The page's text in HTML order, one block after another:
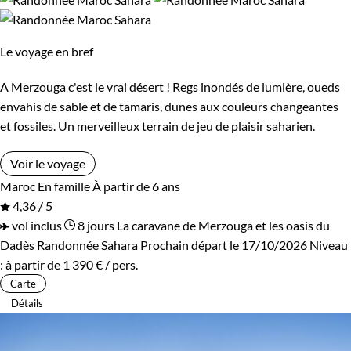
Guadeloupe Guatemala
Inde
Irlande Italie
Japon Jordanie
Kenya Kirghizistan
Madagascar
Budget
Moins de 750 € De 750 à 1 250 €
De 1 250 à 2 000 €
Plus de 3 000 €
Confort
Bivouac, sous tente
Le voyage en bref
A Merzouga c'est le vrai désert ! Regs inondés de lumière, oueds
envahis de sable et de tamaris, dunes aux couleurs changeantes
et fossiles. Un merveilleux terrain de jeu de plaisir saharien.
Voir le voyage
Maroc En famille À partir de 6 ans
4,36 / 5
vol inclus
8 jours La caravane de Merzouga et les oasis du
Dadès Randonnée Sahara Prochain départ le 17/10/2026 Niveau
: à partir de 1 390 € / pers.
Carte
Détails